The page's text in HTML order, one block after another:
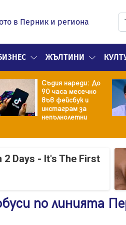
в Перник и региона
ЖЪЛТИНИ
Съдия нареди: До
90 часа месечно
във фейсбук и
инстаграм за
непълнолетни
2 Days - It's The First
по линията